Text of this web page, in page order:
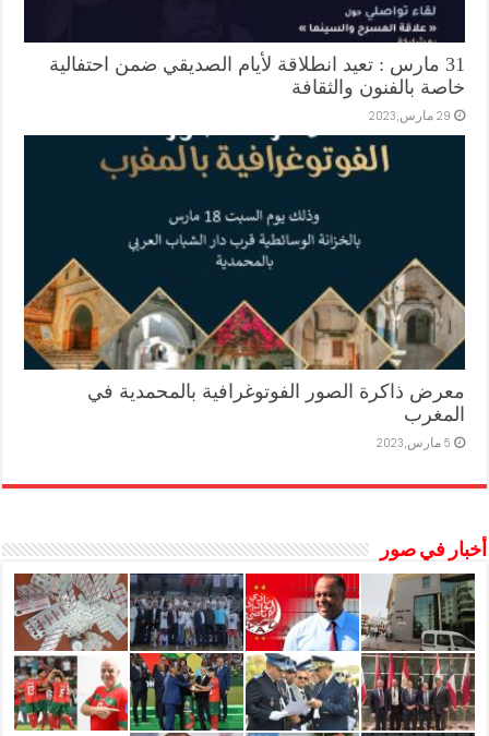
31 مارس : تعيد انطلاقة لأيام الصديقي ضمن احتفالية
خاصة بالفنون والثقافة
29 مارس,2023
معرض ذاكرة الصور الفوتوغرافية بالمحمدية في
المغرب
5 مارس,2023
أخبار في صور